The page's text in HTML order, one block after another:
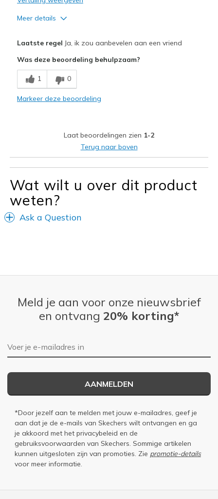
Meer details
Stylish
Beste toepassingen
Casual Wear
Feels true to size
I'm Into Shoes
Laatste regel Ja, ik zou aanbevelen aan een vriend
Was deze beoordeling behulpzaam?
1 0
Markeer deze beoordeling
Laat beoordelingen zien 1-2
Terug naar boven
Wat wilt u over dit product
weten?
Ask a Question
Meld je aan voor onze nieuwsbrief
en ontvang 20% korting*
E-mailadres
AANMELDEN
*Door jezelf aan te melden met jouw e-mailadres, geef je
aan dat je de e-mails van Skechers wilt ontvangen en ga
je akkoord met het privacybeleid en de
gebruiksvoorwaarden van Skechers. Sommige artikelen
kunnen uitgesloten zijn van promoties. Zie promotie-details
voor meer informatie.